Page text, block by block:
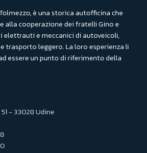
è una storica autofficina che
alla cooperazione dei fratelli Gino e
elettrauti e meccanici di autoveicoli,
trasporto leggero. La loro esperienza li
essere un punto di riferimento della
- 33028 Udine